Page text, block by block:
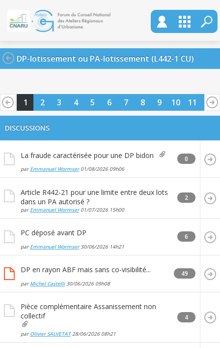
DP-lotissement ou PA-lotissement (L442-1 CU)
1 2 3 4 5 6 7 8 9 10 11
12
DISCUSSIONS
La fraude caractérisée pour une DP bidon
par Emmanuel Wormser01/08/2026 09h06
0
Article R442-21 pour une limite entre deux lots
dans un PA autorisé ?
par Emmanuel Wormser01/07/2026 15h00
2
PC déposé avant DP
par Emmanuel Wormser30/06/2026 14h21
6
DP en rayon ABF mais sans co-visibilité...
par Michel Castelli30/06/2026 09h08
49
Pièce complémentaire Assanissement non
collectif
par Olivier SALVETAT28/06/2026 08h21
4